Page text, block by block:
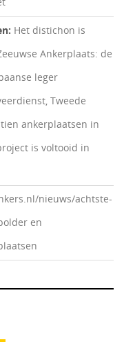
Het distichon is
Ankerplaats: de
leger
Tweede
ankerplaatsen in
is voltooid in
nieuws/achtste-
en